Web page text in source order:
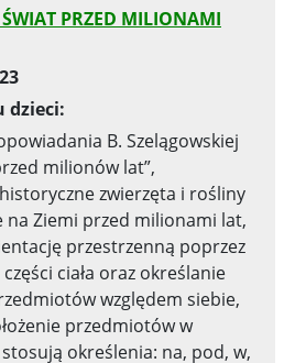
PRZED MILIONAMI
dzieci:
B. Szelągowskiej
milionów lat”,
zwierzęta i rośliny
na Ziemi przed milionami lat,
przestrzenną poprzez
ciała oraz określanie
względem siebie,
przedmiotów w
określenia: na, pod, w,